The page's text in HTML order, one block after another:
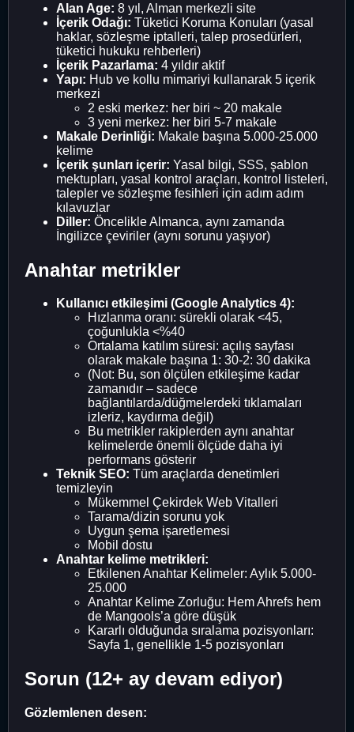
Alan Age: 8 yıl, Alman merkezli site
İçerik Odağı: Tüketici Koruma Konuları (yasal
haklar, sözleşme iptalleri, talep prosedürleri,
tüketici hukuku rehberleri)
İçerik Pazarlama: 4 yıldır aktif
Yapı: Hub ve kollu mimariyi kullanarak 5 içerik
merkezi
2 eski merkez: her biri ~ 20 makale
3 yeni merkez: her biri 5-7 makale
Makale Derinliği: Makale başına 5.000-25.000
kelime
İçerik şunları içerir: Yasal bilgi, SSS, şablon
mektupları, yasal kontrol araçları, kontrol listeleri,
talepler ve sözleşme fesihleri ​​için adım adım
kılavuzlar
Diller: Öncelikle Almanca, aynı zamanda
İngilizce çeviriler (aynı sorunu yaşıyor)
Anahtar metrikler
Kullanıcı etkileşimi (Google Analytics 4):
Hızlanma oranı: sürekli olarak <45,
çoğunlukla <%40
Ortalama katılım süresi: açılış sayfası
olarak makale başına 1: 30-2: 30 dakika
(Not: Bu, son ölçülen etkileşime kadar
zamanıdır – sadece
bağlantılarda/düğmelerdeki tıklamaları
izleriz, kaydırma değil)
Bu metrikler rakiplerden aynı anahtar
kelimelerde önemli ölçüde daha iyi
performans gösterir
Teknik SEO: Tüm araçlarda denetimleri
temizleyin
Mükemmel Çekirdek Web Vitalleri
Tarama/dizin sorunu yok
Uygun şema işaretlemesi
Mobil dostu
Anahtar kelime metrikleri:
Etkilenen Anahtar Kelimeler: Aylık 5.000-
25.000
Anahtar Kelime Zorluğu: Hem Ahrefs hem
de Mangools’a göre düşük
Kararlı olduğunda sıralama pozisyonları:
Sayfa 1, genellikle 1-5 pozisyonları
Sorun (12+ ay devam ediyor)
Gözlemlenen desen: